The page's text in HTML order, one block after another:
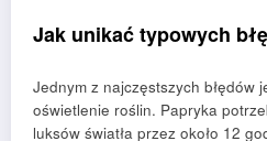
Jak unikać typowych
Jednym z najczęstszych błędów
oświetlenie roślin. Papryka
luksów światła przez około 12